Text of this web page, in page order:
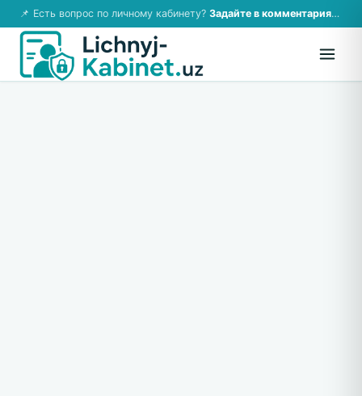
📌 Есть вопрос по личному кабинету? Задайте в комментариях — ответим!